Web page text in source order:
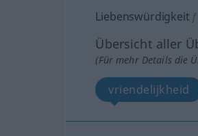
Liebenswürdigkeit f
Übersicht aller
(Für mehr Details die
vriendelijkheid